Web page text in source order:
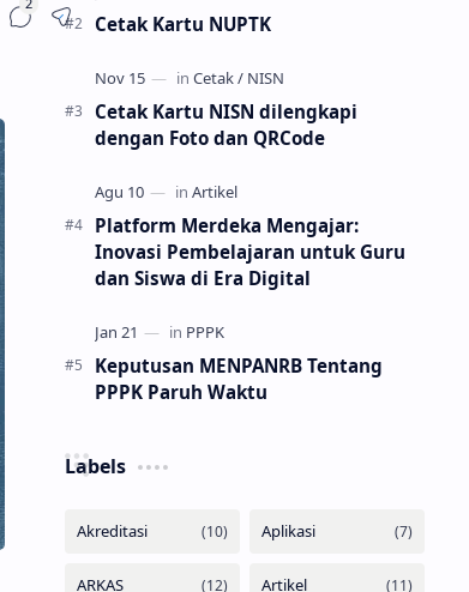
Cetak Kartu NUPTK
Cetak Kartu NISN dilengkapi
dengan Foto dan QRCode
Platform Merdeka Mengajar:
Inovasi Pembelajaran untuk Guru
dan Siswa di Era Digital
Keputusan MENPANRB Tentang
PPPK Paruh Waktu
Labels